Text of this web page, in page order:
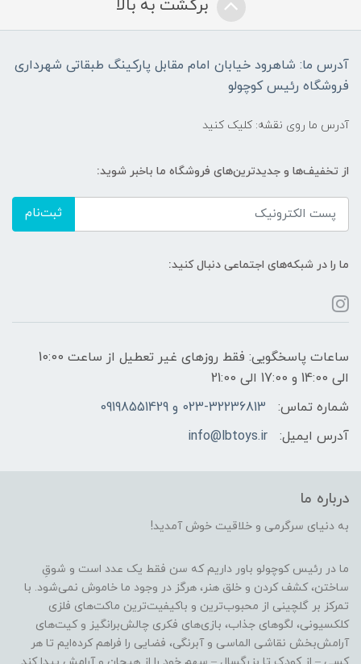
برگشت به بالا
آدرس ما: شاهرود خیابان امام مقابل پارکینگ طبقاتی شهرداری
فروشگاه رئیس کوچولو
آدرس ما روی نقشه: کلیک کنید
از تخفیف‌ها و جدیدترین‌های فروشگاه ما باخبر شوید:
ثبت‌نام
ما را در شبکه‌های اجتماعی دنبال کنید:
ساعات پاسخگویی: فقط روزهای غیر تعطیل از ساعت 10:00
الی 14:00 و 17:00 الی 21:00
شماره تماس:
023-32236813 و 09198551429
آدرس ایمیل:
info@lbtoys.ir
درباره ما
به دنیای سرگرمی و خلاقیت خوش آمدید!
ما در رئیس کوچولو باور داریم که سن فقط یک عدد است و شوقِ
ساختن، کشف کردن و خلق هنر، هرگز در وجود ما خاموش نمی‌شود. با
تمرکز بر گلچینی از محبوب‌ترین و باکیفیت‌ترین ماکت‌های فلزی
کلکسیونی، لگوهای جذاب، بازی‌های فکری چالش‌برانگیز و کیت‌های
آرامش‌بخش نقاشی الماسی و آبرنگی، فضایی را فراهم کرده‌ایم تا هر